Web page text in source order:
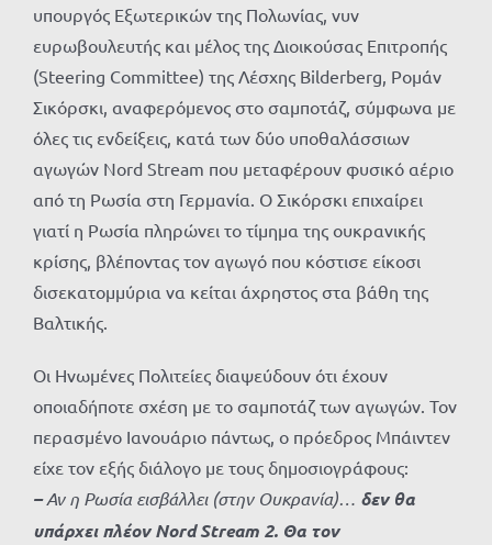
υπουργός Εξωτερικών της Πολωνίας, νυν
ευρωβουλευτής και μέλος της Διοικούσας Επιτροπής
(Steering Committee) της Λέσχης Bilderberg, Ρομάν
Σικόρσκι, αναφερόμενος στο σαμποτάζ, σύμφωνα με
όλες τις ενδείξεις, κατά των δύο υποθαλάσσιων
αγωγών Nord Stream που μεταφέρουν φυσικό αέριο
από τη Ρωσία στη Γερμανία. Ο Σικόρσκι επιχαίρει
γιατί η Ρωσία πληρώνει το τίμημα της ουκρανικής
κρίσης, βλέποντας τον αγωγό που κόστισε είκοσι
δισεκατομμύρια να κείται άχρηστος στα βάθη της
Βαλτικής.
Οι Ηνωμένες Πολιτείες διαψεύδουν ότι έχουν
οποιαδήποτε σχέση με το σαμποτάζ των αγωγών. Τον
περασμένο Ιανουάριο πάντως, ο πρόεδρος Μπάιντεν
είχε τον εξής διάλογο με τους δημοσιογράφους:
–Αν η Ρωσία εισβάλλει (στην Ουκρανία)… δεν θα
υπάρχει πλέον Nord Stream 2. Θα τον